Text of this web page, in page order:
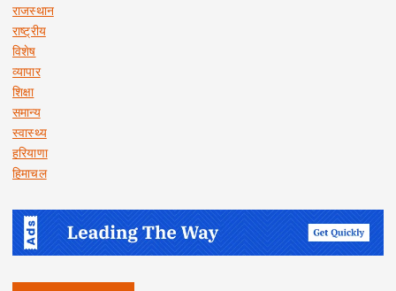
राजस्थान
राष्ट्रीय
विशेष
व्यापार
शिक्षा
समान्य
स्वास्थ्य
हरियाणा
हिमाचल